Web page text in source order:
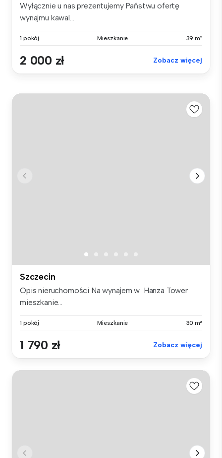
Wyłącznie u nas prezentujemy Państwu ofertę
wynajmu kawal...
1 pokój Mieszkanie 39 m²
2 000 zł Zobacz więcej
Szczecin
Opis nieruchomości Na wynajem w Hanza Tower
mieszkanie...
1 pokój Mieszkanie 30 m²
1 790 zł Zobacz więcej